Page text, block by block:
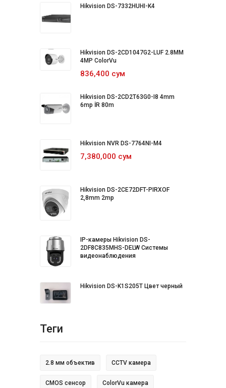
Hikvision DS-7332HUHI-K4
Hikvision DS-2CD1047G2-LUF 2.8MM
4MP ColorVu
836,400 сум
Hikvision DS-2CD2T63G0-I8 4mm
6mp İR 80m
Hikvision NVR DS-7764NI-M4
7,380,000 сум
Hikvision DS-2CE72DFT-PIRXOF
2,8mm 2mp
IP-камеры Hikvision DS-
2DF8C835MHS-DELW Системы
видеонаблюдения
Hikvision DS-K1S205T Цвет черный
Теги
2.8 мм объектив CCTV камера
CMOS сенсор ColorVu камера